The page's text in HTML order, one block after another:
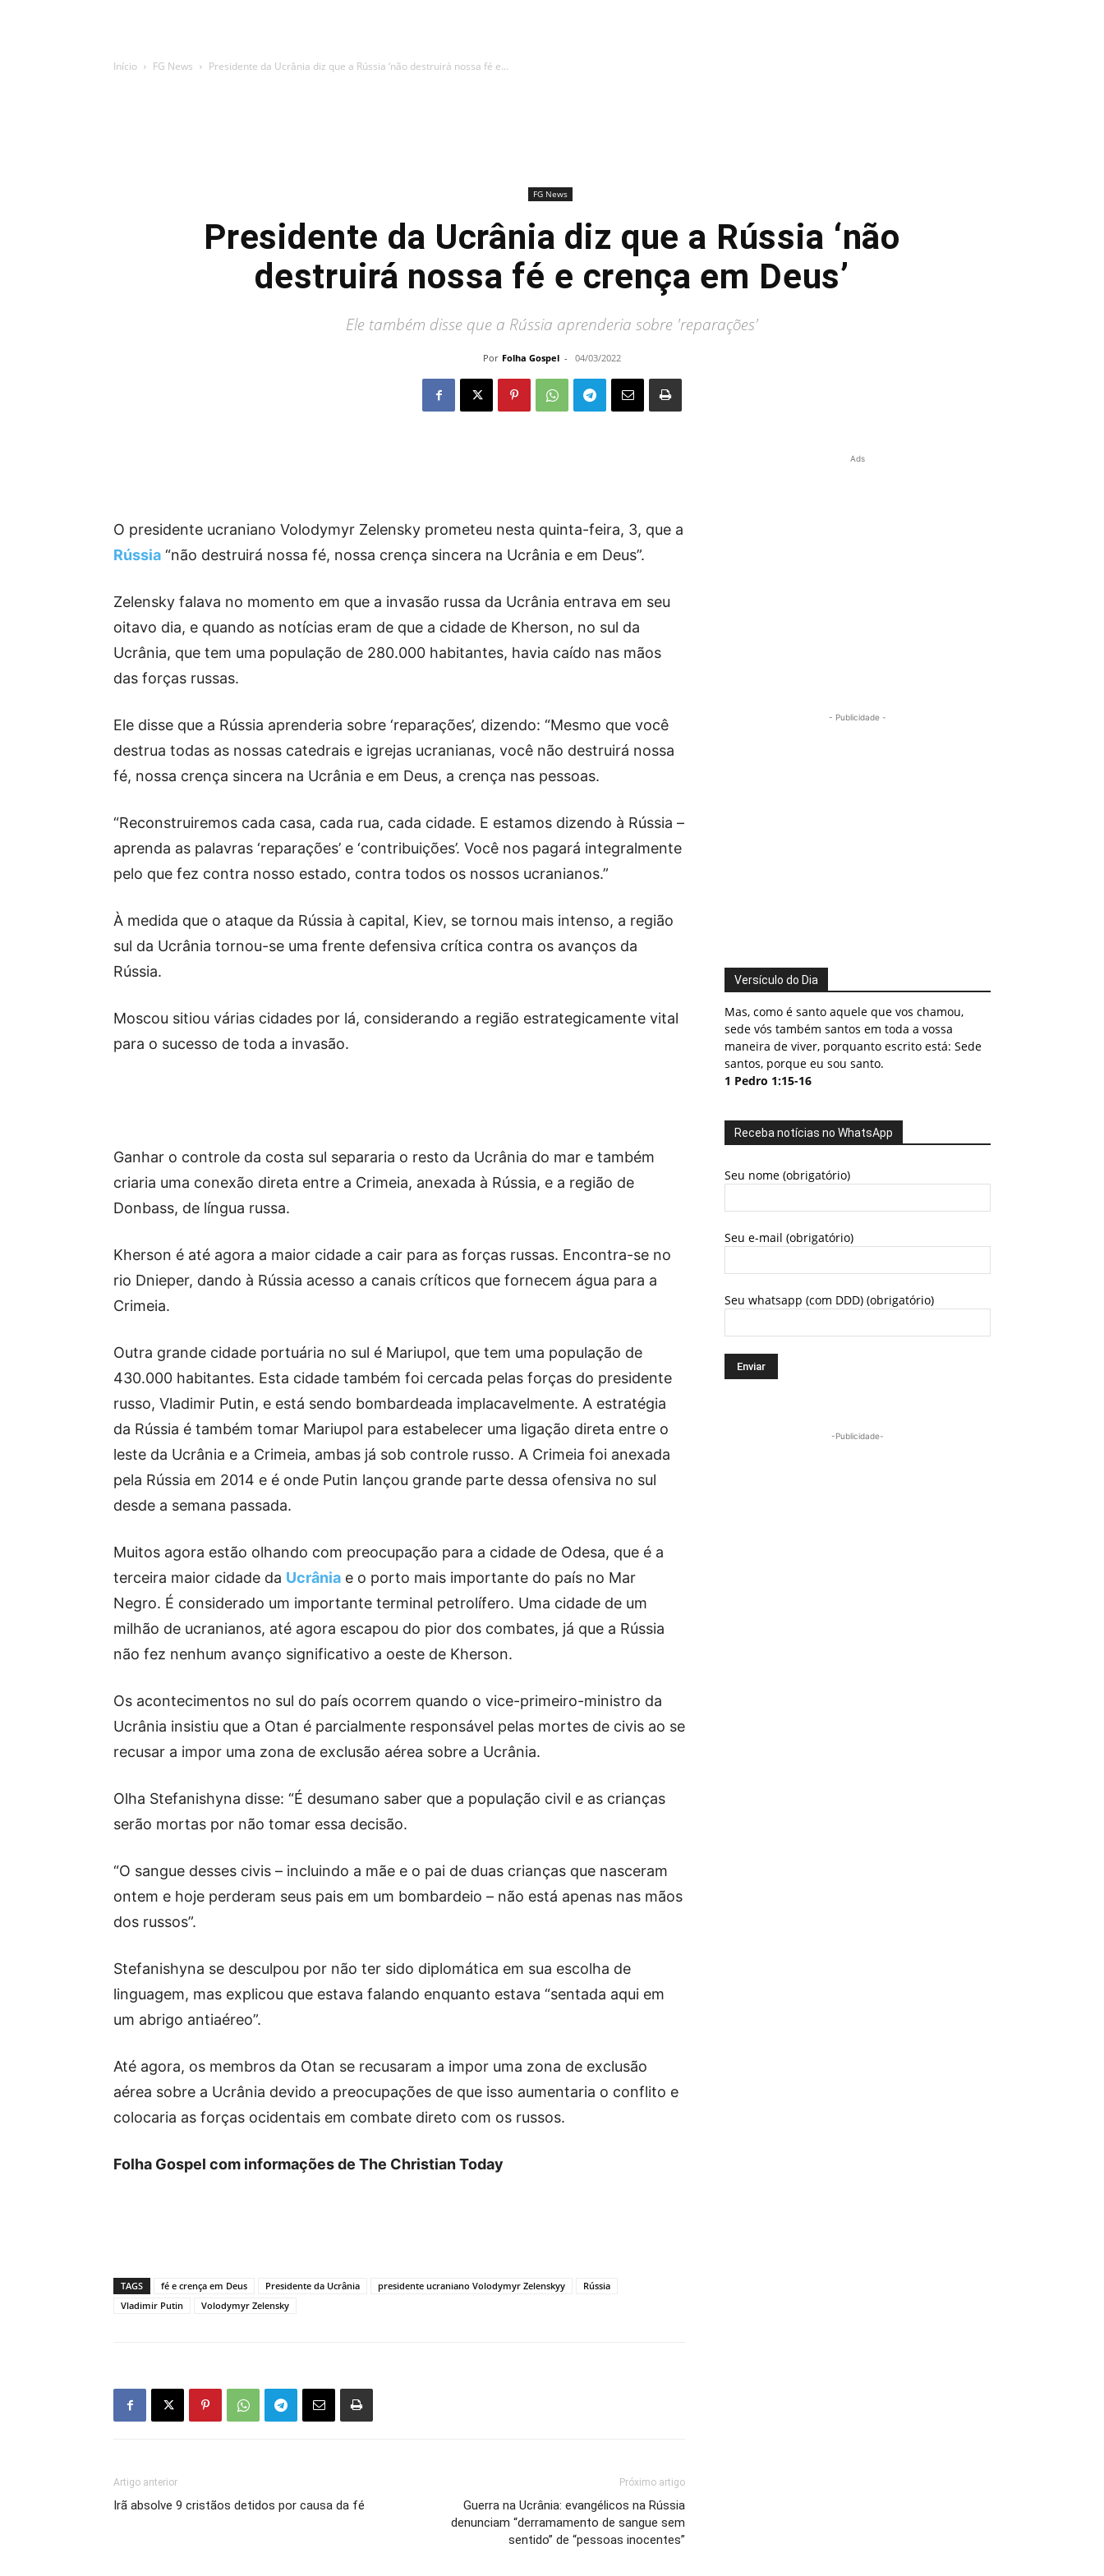
Início FG News Presidente da Ucrânia diz que a Rússia ‘não destruirá nossa fé e...
FG News
Presidente da Ucrânia diz que a Rússia ‘não
destruirá nossa fé e crença em Deus’
Ele também disse que a Rússia aprenderia sobre 'reparações'
Por Folha Gospel - 04/03/2022
O presidente ucraniano Volodymyr Zelensky prometeu nesta quinta-feira, 3, que a
Rússia “não destruirá nossa fé, nossa crença sincera na Ucrânia e em Deus”.
Zelensky falava no momento em que a invasão russa da Ucrânia entrava em seu
oitavo dia, e quando as notícias eram de que a cidade de Kherson, no sul da
Ucrânia, que tem uma população de 280.000 habitantes, havia caído nas mãos
das forças russas.
Ele disse que a Rússia aprenderia sobre ‘reparações’, dizendo: “Mesmo que você
destrua todas as nossas catedrais e igrejas ucranianas, você não destruirá nossa
fé, nossa crença sincera na Ucrânia e em Deus, a crença nas pessoas.
“Reconstruiremos cada casa, cada rua, cada cidade. E estamos dizendo à Rússia –
aprenda as palavras ‘reparações’ e ‘contribuições’. Você nos pagará integralmente
pelo que fez contra nosso estado, contra todos os nossos ucranianos.”
À medida que o ataque da Rússia à capital, Kiev, se tornou mais intenso, a região
sul da Ucrânia tornou-se uma frente defensiva crítica contra os avanços da
Rússia.
Moscou sitiou várias cidades por lá, considerando a região estrategicamente vital
para o sucesso de toda a invasão.
Ganhar o controle da costa sul separaria o resto da Ucrânia do mar e também
criaria uma conexão direta entre a Crimeia, anexada à Rússia, e a região de
Donbass, de língua russa.
Kherson é até agora a maior cidade a cair para as forças russas. Encontra-se no
rio Dnieper, dando à Rússia acesso a canais críticos que fornecem água para a
Crimeia.
Outra grande cidade portuária no sul é Mariupol, que tem uma população de
430.000 habitantes. Esta cidade também foi cercada pelas forças do presidente
russo, Vladimir Putin, e está sendo bombardeada implacavelmente. A estratégia
da Rússia é também tomar Mariupol para estabelecer uma ligação direta entre o
leste da Ucrânia e a Crimeia, ambas já sob controle russo. A Crimeia foi anexada
pela Rússia em 2014 e é onde Putin lançou grande parte dessa ofensiva no sul
desde a semana passada.
Muitos agora estão olhando com preocupação para a cidade de Odesa, que é a
terceira maior cidade da Ucrânia e o porto mais importante do país no Mar
Negro. É considerado um importante terminal petrolífero. Uma cidade de um
milhão de ucranianos, até agora escapou do pior dos combates, já que a Rússia
não fez nenhum avanço significativo a oeste de Kherson.
Os acontecimentos no sul do país ocorrem quando o vice-primeiro-ministro da
Ucrânia insistiu que a Otan é parcialmente responsável pelas mortes de civis ao se
recusar a impor uma zona de exclusão aérea sobre a Ucrânia.
Olha Stefanishyna disse: “É desumano saber que a população civil e as crianças
serão mortas por não tomar essa decisão.
“O sangue desses civis – incluindo a mãe e o pai de duas crianças que nasceram
ontem e hoje perderam seus pais em um bombardeio – não está apenas nas mãos
dos russos”.
Stefanishyna se desculpou por não ter sido diplomática em sua escolha de
linguagem, mas explicou que estava falando enquanto estava “sentada aqui em
um abrigo antiaéreo”.
Até agora, os membros da Otan se recusaram a impor uma zona de exclusão
aérea sobre a Ucrânia devido a preocupações de que isso aumentaria o conflito e
colocaria as forças ocidentais em combate direto com os russos.
Folha Gospel com informações de The Christian Today
TAGS fé e crença em Deus Presidente da Ucrânia presidente ucraniano Volodymyr Zelenskyy
Rússia
Vladimir Putin
Volodymyr Zelensky
Artigo anterior
Irã absolve 9 cristãos detidos por causa da fé
Próximo artigo
Guerra na Ucrânia: evangélicos na Rússia
denunciam “derramamento de sangue sem
sentido” de “pessoas inocentes”
Ads
- Publicidade -
Versículo do Dia
Mas, como é santo aquele que vos chamou,
sede vós também santos em toda a vossa
maneira de viver, porquanto escrito está: Sede
santos, porque eu sou santo.
1 Pedro 1:15-16
Receba notícias no WhatsApp
Seu nome (obrigatório)
Seu e-mail (obrigatório)
Seu whatsapp (com DDD) (obrigatório)
-Publicidade-